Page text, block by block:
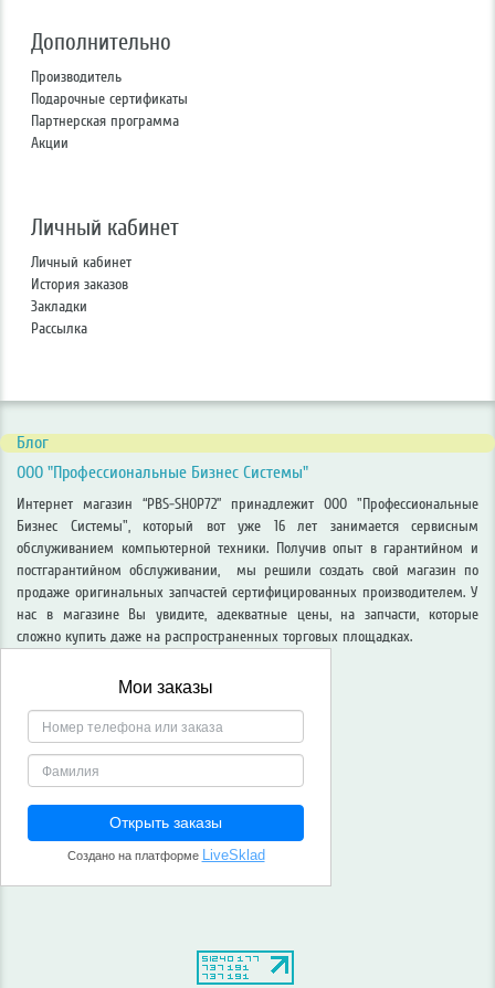
Дополнительно
Производитель
Подарочные сертификаты
Партнерская программа
Акции
Личный кабинет
Личный кабинет
История заказов
Закладки
Рассылка
Блог
ООО "Профессиональные Бизнес Системы"
Интернет магазин “PBS-SHOP72” принадлежит ООО "Профессиональные
Бизнес Системы", который вот уже 16 лет занимается сервисным
обслуживанием компьютерной техники. Получив опыт в гарантийном и
постгарантийном обслуживании, мы решили создать свой магазин по
продаже оригинальных запчастей сертифицированных производителем. У
нас в магазине Вы увидите, адекватные цены, на запчасти, которые
сложно купить даже на распространенных торговых площадках.